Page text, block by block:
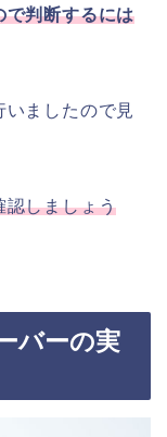
で判断するには
ましたので見
認しましょう
バーの実